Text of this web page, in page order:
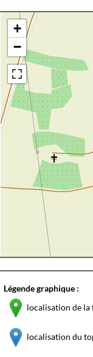
+
−
Légende graphique :
localisation de
localisation du